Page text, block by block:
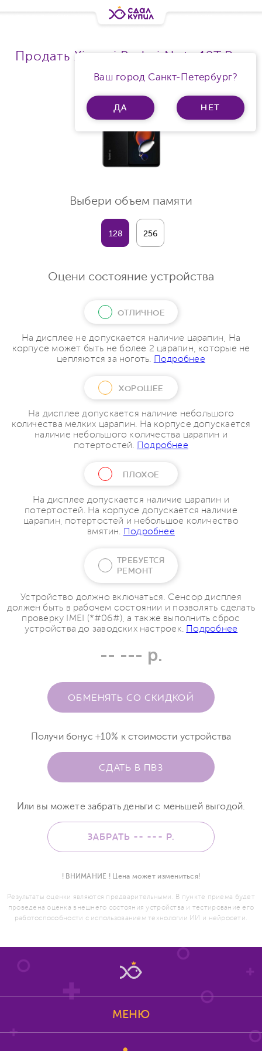
Ваш город Санкт-Петербург?
ДА НЕТ
Продать Xiaomi Redmi Note 12T Pro
Ram 8Gb
Выбери объем памяти
128 256
Оцени состояние устройства
ОТЛИЧНОЕ
На дисплее не допускается наличие царапин, На
корпусе может быть не более 2 царапин, которые не
цепляются за ноготь. Подробнее
ХОРОШЕЕ
На дисплее допускается наличие небольшого
количества мелких царапин. На корпусе допускается
наличие небольшого количества царапин и
потертостей. Подробнее
ПЛОХОЕ
На дисплее допускается наличие царапин и
потертостей. На корпусе допускается наличие
царапин, потертостей и небольшое количество
вмятин. Подробнее
ТРЕБУЕТСЯ
РЕМОНТ
Устройство должно включаться. Сенсор дисплея
должен быть в рабочем состоянии и позволять сделать
проверку IMEI (*#06#), а также выполнить сброс
устройства до заводских настроек. Подробнее
-- --- р.
ОБМЕНЯТЬ СО СКИДКОЙ
Получи бонус +10% к стоимости устройства
СДАТЬ В ПВЗ
Или вы можете забрать деньги с меньшей выгодой.
ЗАБРАТЬ -- --- Р.
! ВНИМАНИЕ ! Цена может измениться!
Результаты оценки являются предварительными. В пункте приема будет
проведена оценка внешнего состояния устройства и тестирование его
работоспособности с использованием технологии ИИ и нейросети.
МЕНЮ